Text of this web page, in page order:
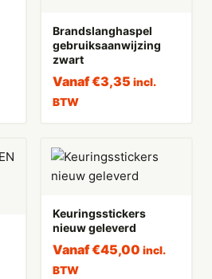
Brandslanghaspel
gebruiksaanwijzing
zwart
Vanaf€3,35 incl.
BTW
Keuringsstickers
nieuw geleverd
Vanaf€45,00 incl.
BTW